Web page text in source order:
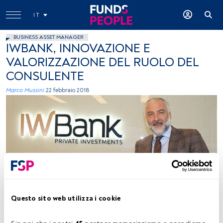
Questo sito web utilizza i cookie
IT
BUSINESS ASSET MANAGER
IWBANK, INNOVAZIONE E
VALORIZZAZIONE DEL RUOLO DEL
CONSULENTE
Marco Mussini 22 febbraio 2018
Tempo di lettura: